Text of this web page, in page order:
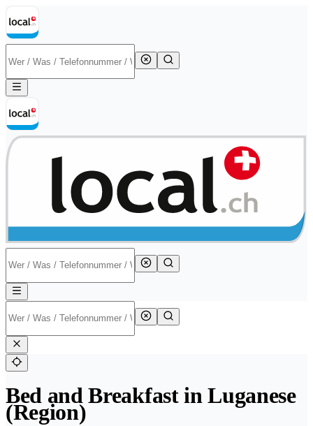
Bed and Breakfast in Luganese
(Region)